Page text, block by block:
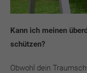
Kann ich meinen
schützen?
Obwohl dein